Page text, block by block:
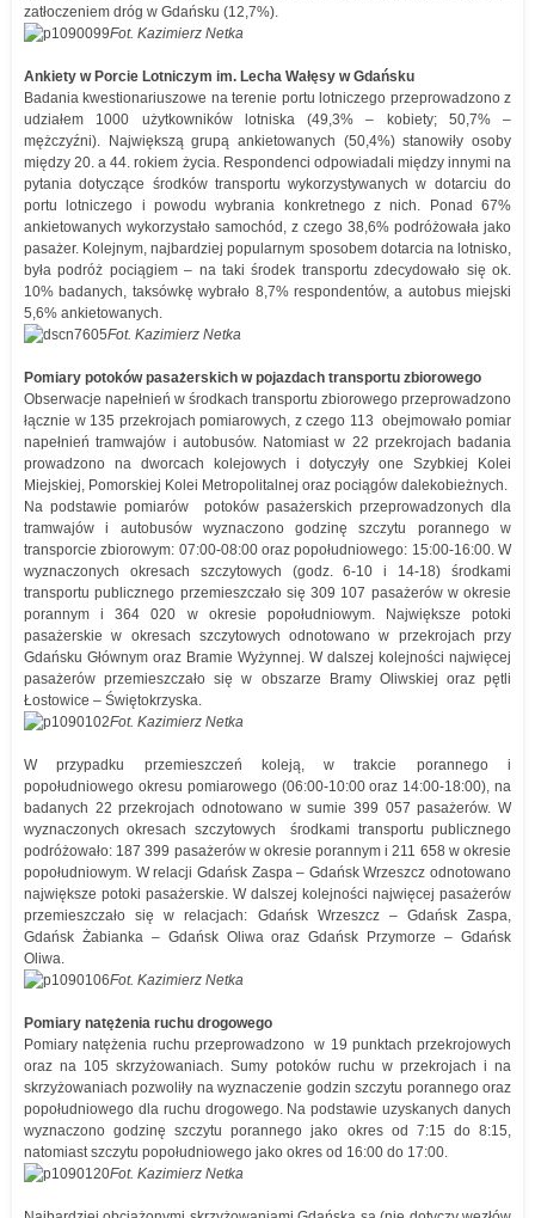
zatłoczeniem dróg w Gdańsku (12,7%).
Fot. Kazimierz Netka
Ankiety w Porcie Lotniczym im. Lecha Wałęsy w Gdańsku
Badania kwestionariuszowe na terenie portu lotniczego przeprowadzono z
udziałem 1000 użytkowników lotniska (49,3% – kobiety; 50,7% –
mężczyźni). Największą grupą ankietowanych (50,4%) stanowiły osoby
między 20. a 44. rokiem życia. Respondenci odpowiadali między innymi na
pytania dotyczące środków transportu wykorzystywanych w dotarciu do
portu lotniczego i powodu wybrania konkretnego z nich. Ponad 67%
ankietowanych wykorzystało samochód, z czego 38,6% podróżowała jako
pasażer. Kolejnym, najbardziej popularnym sposobem dotarcia na lotnisko,
była podróż pociągiem – na taki środek transportu zdecydowało się ok.
10% badanych, taksówkę wybrało 8,7% respondentów, a autobus miejski
5,6% ankietowanych.
Fot. Kazimierz Netka
Pomiary potoków pasażerskich w pojazdach transportu zbiorowego
Obserwacje napełnień w środkach transportu zbiorowego przeprowadzono
łącznie w 135 przekrojach pomiarowych, z czego 113 obejmowało pomiar
napełnień tramwajów i autobusów. Natomiast w 22 przekrojach badania
prowadzono na dworcach kolejowych i dotyczyły one Szybkiej Kolei
Miejskiej, Pomorskiej Kolei Metropolitalnej oraz pociągów dalekobieżnych.
Na podstawie pomiarów potoków pasażerskich przeprowadzonych dla
tramwajów i autobusów wyznaczono godzinę szczytu porannego w
transporcie zbiorowym: 07:00-08:00 oraz popołudniowego: 15:00-16:00. W
wyznaczonych okresach szczytowych (godz. 6-10 i 14-18) środkami
transportu publicznego przemieszczało się 309 107 pasażerów w okresie
porannym i 364 020 w okresie popołudniowym. Największe potoki
pasażerskie w okresach szczytowych odnotowano w przekrojach przy
Gdańsku Głównym oraz Bramie Wyżynnej. W dalszej kolejności najwięcej
pasażerów przemieszczało się w obszarze Bramy Oliwskiej oraz pętli
Łostowice – Świętokrzyska.
Fot. Kazimierz Netka
W przypadku przemieszczeń koleją, w trakcie porannego i
popołudniowego okresu pomiarowego (06:00-10:00 oraz 14:00-18:00), na
badanych 22 przekrojach odnotowano w sumie 399 057 pasażerów. W
wyznaczonych okresach szczytowych środkami transportu publicznego
podróżowało: 187 399 pasażerów w okresie porannym i 211 658 w okresie
popołudniowym. W relacji Gdańsk Zaspa – Gdańsk Wrzeszcz odnotowano
największe potoki pasażerskie. W dalszej kolejności najwięcej pasażerów
przemieszczało się w relacjach: Gdańsk Wrzeszcz – Gdańsk Zaspa,
Gdańsk Żabianka – Gdańsk Oliwa oraz Gdańsk Przymorze – Gdańsk
Oliwa.
Fot. Kazimierz Netka
Pomiary natężenia ruchu drogowego
Pomiary natężenia ruchu przeprowadzono w 19 punktach przekrojowych
oraz na 105 skrzyżowaniach. Sumy potoków ruchu w przekrojach i na
skrzyżowaniach pozwoliły na wyznaczenie godzin szczytu porannego oraz
popołudniowego dla ruchu drogowego. Na podstawie uzyskanych danych
wyznaczono godzinę szczytu porannego jako okres od 7:15 do 8:15,
natomiast szczytu popołudniowego jako okres od 16:00 do 17:00.
Fot. Kazimierz Netka